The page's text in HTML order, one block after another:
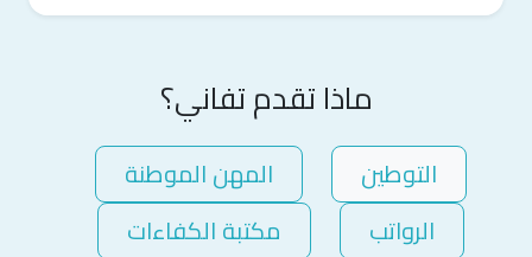
ماذا تقدم تفاني؟
التوطين
المهن الموطنة
الرواتب
مكتبة الكفاءات